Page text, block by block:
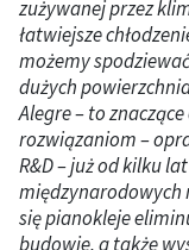
zużywanej przez
łatwiejsze
możemy
dużych
Alegre – to
rozwiązaniom –
R&D – już od kilku
międzynarodowych
się pianokleje
budowie, a także